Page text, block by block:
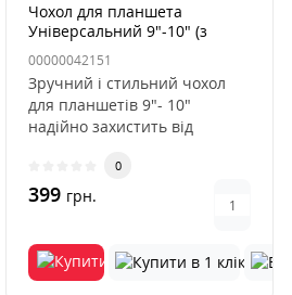
Чохол для планшета
Універсальний 9"-10" (з
карманом) Чорний
00000042151
Зручний і стильний чохол
для планшетів 9"- 10"
надійно захистить від
потертостей,..
0
399 грн.